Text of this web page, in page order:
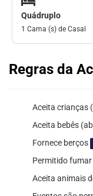
Quádruplo
1 Cama (s) de Casal
Regras da
Aceita crianças
Aceita bebês
Fornece berços
Permitido
Aceita animais